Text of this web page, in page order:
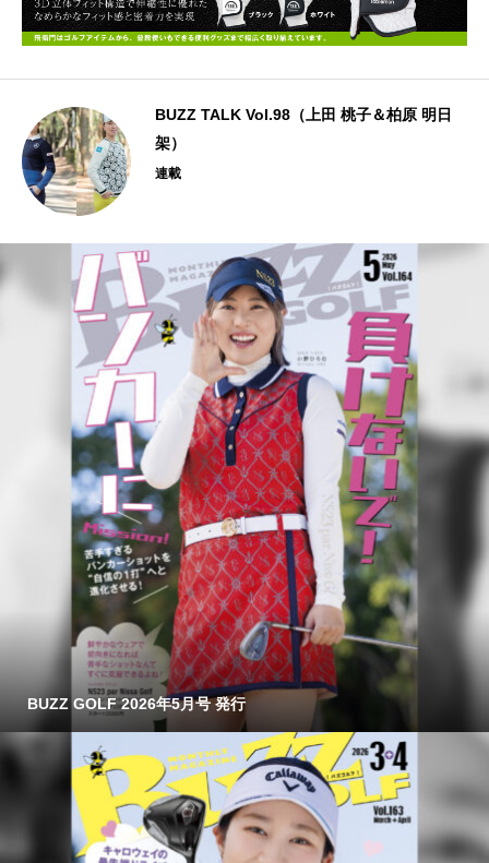
BUZZ TALK Vol.98（上田 桃子＆柏原 明日
架）
連載
BUZZ GOLF 2026年5月号 発行